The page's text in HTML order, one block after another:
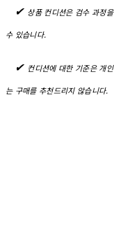
✔︎ 상품 컨디션은 검수 과정
수 있습니다.
✔︎ 컨디션에 대한 기준은 개
는 구매를 추천드리지 않습니다.